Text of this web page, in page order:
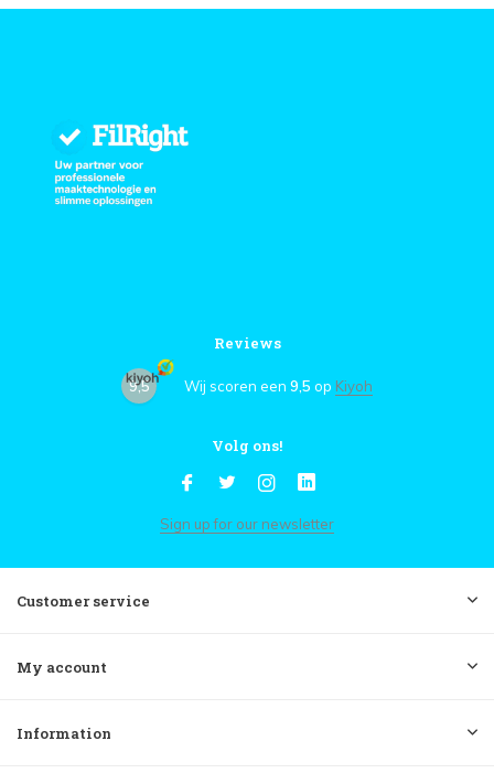
Reviews
9,5 Wij scoren een 9,5 op Kiyoh
Volg ons!
Sign up for our newsletter
Customer service
My account
Information